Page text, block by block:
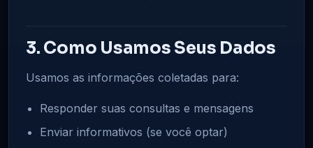
3. Como Usamos Seus Dados
Usamos as informações coletadas para:
Responder suas consultas e mensagens
Enviar informativos (se você optar)